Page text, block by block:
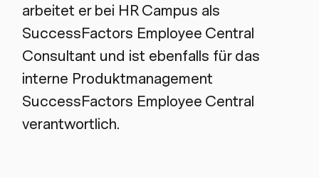
arbeitet er bei HR Campus als
SuccessFactors Employee Central
Consultant und ist ebenfalls für das
interne Produktmanagement
SuccessFactors Employee Central
verantwortlich.